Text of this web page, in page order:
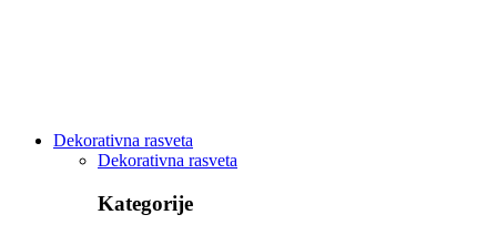
Dekorativna rasveta
Dekorativna rasveta
Kategorije